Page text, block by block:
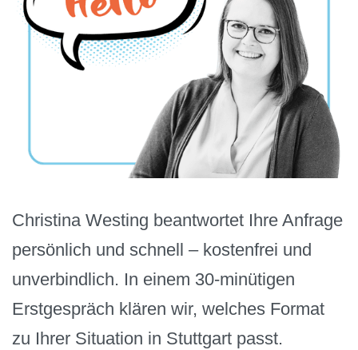
Christina Westing beantwortet Ihre Anfrage
persönlich und schnell – kostenfrei und
unverbindlich. In einem 30-minütigen
Erstgespräch klären wir, welches Format
zu Ihrer Situation in Stuttgart passt.